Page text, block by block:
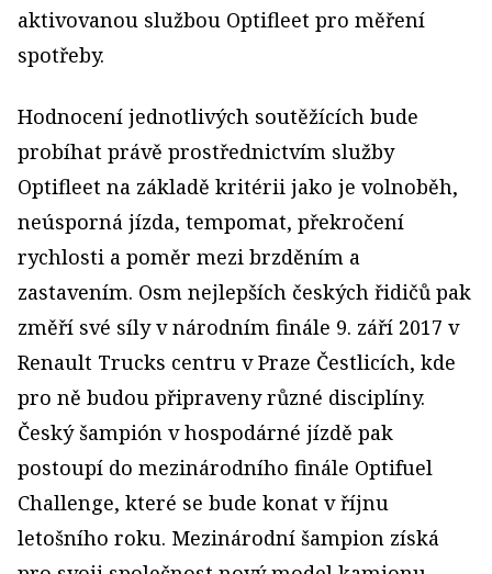
aktivovanou službou Optifleet pro měření
spotřeby.
Hodnocení jednotlivých soutěžících bude
probíhat právě prostřednictvím služby
Optifleet na základě kritérii jako je volnoběh,
neúsporná jízda, tempomat, překročení
rychlosti a poměr mezi brzděním a
zastavením. Osm nejlepších českých řidičů pak
změří své síly v národním finále 9. září 2017 v
Renault Trucks centru v Praze Čestlicích, kde
pro ně budou připraveny různé disciplíny.
Český šampión v hospodárné jízdě pak
postoupí do mezinárodního finále Optifuel
Challenge, které se bude konat v říjnu
letošního roku. Mezinárodní šampion získá